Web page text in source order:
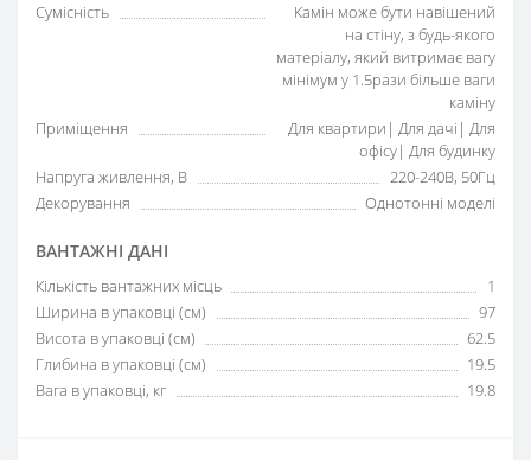
Сумісність
Камін може бути навішений
на стіну, з будь-якого
матеріалу, який витримає вагу
мінімум у 1.5рази більше ваги
каміну
Приміщення
Для квартири| Для дачі| Для
офісу| Для будинку
Напруга живлення, В
220-240В, 50Гц
Декорування
Однотонні моделі
ВАНТАЖНІ ДАНІ
Кількість вантажних місць
1
Ширина в упаковці (см)
97
Висота в упаковці (см)
62.5
Глибина в упаковці (см)
19.5
Вага в упаковці, кг
19.8